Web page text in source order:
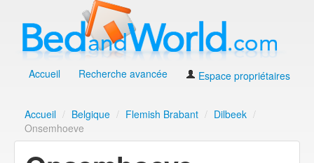
Accueil Recherche avancée Espace propriétaires
Accueil / Belgique / Flemish Brabant / Dilbeek /
Onsemhoeve